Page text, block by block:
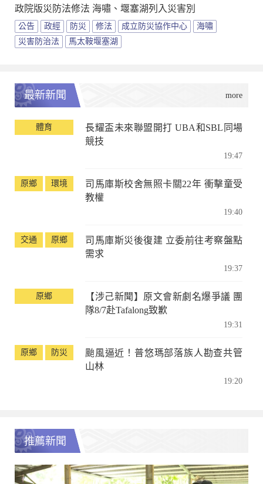
政院版災防法修法 海嘯、堰塞湖列入災害別
公告 政經 防災 修法 成立防災協作中心
海嘯
災害防治法
馬太鞍堰塞湖
最新新聞
體育
長耀盃未來聯盟開打 UBA和SBL同場
競技
19:47
原鄉 環境
司馬庫斯校舍無照卡關22年 衝擊童受
教權
19:40
交通 原鄉
司馬庫斯災後復建 立委前往考察盤點
需求
19:37
原鄉
【涉己新聞】原文會新劇名爆爭議 團
隊8/7赴Tafalong致歉
19:31
原鄉 防災
颱風逼近！普悠瑪部落族人勘查共管
山林
19:20
推薦新聞